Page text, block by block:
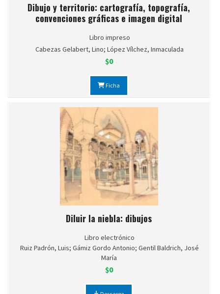
Dibujo y territorio: cartografía, topografía,
convenciones gráficas e imagen digital
Libro impreso
Cabezas Gelabert, Lino; López Vílchez, Inmaculada
$0
Ficha
Diluir la niebla: dibujos
Libro electrónico
Ruiz Padrón, Luis; Gámiz Gordo Antonio; Gentil Baldrich, José
María
$0